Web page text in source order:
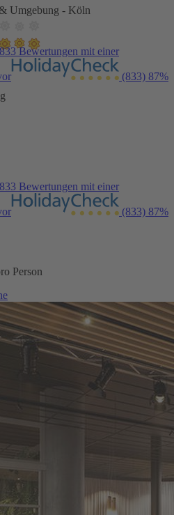
Umgebung - Köln
Bewertungen mit einer
(833) 87%
Bewertungen mit einer
(833) 87%
Person